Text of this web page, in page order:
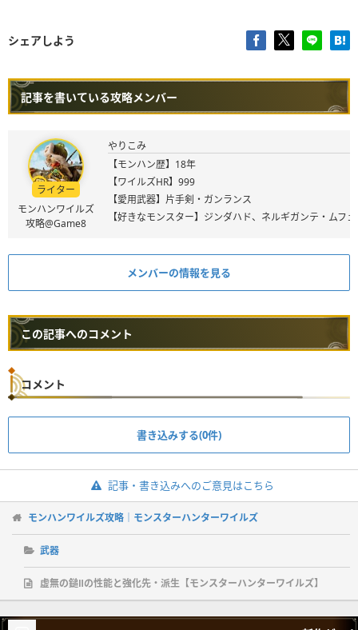
シェアしよう
記事を書いている攻略メンバー
ライター
モンハンワイルズ
攻略@Game8
やりこみ
【モンハン歴】18年
【ワイルズHR】999
【愛用武器】片手剣・ガンランス
【好きなモンスター】ジンダハド、ネルギガンテ・ムフ
メンバーの情報を見る
この記事へのコメント
コメント
書き込みする(0件)
記事・書き込みへのご意見はこちら
モンハンワイルズ攻略｜モンスターハンターワイルズ
武器
虚無の鎚Ⅱの性能と強化先・派生【モンスターハンターワイルズ】